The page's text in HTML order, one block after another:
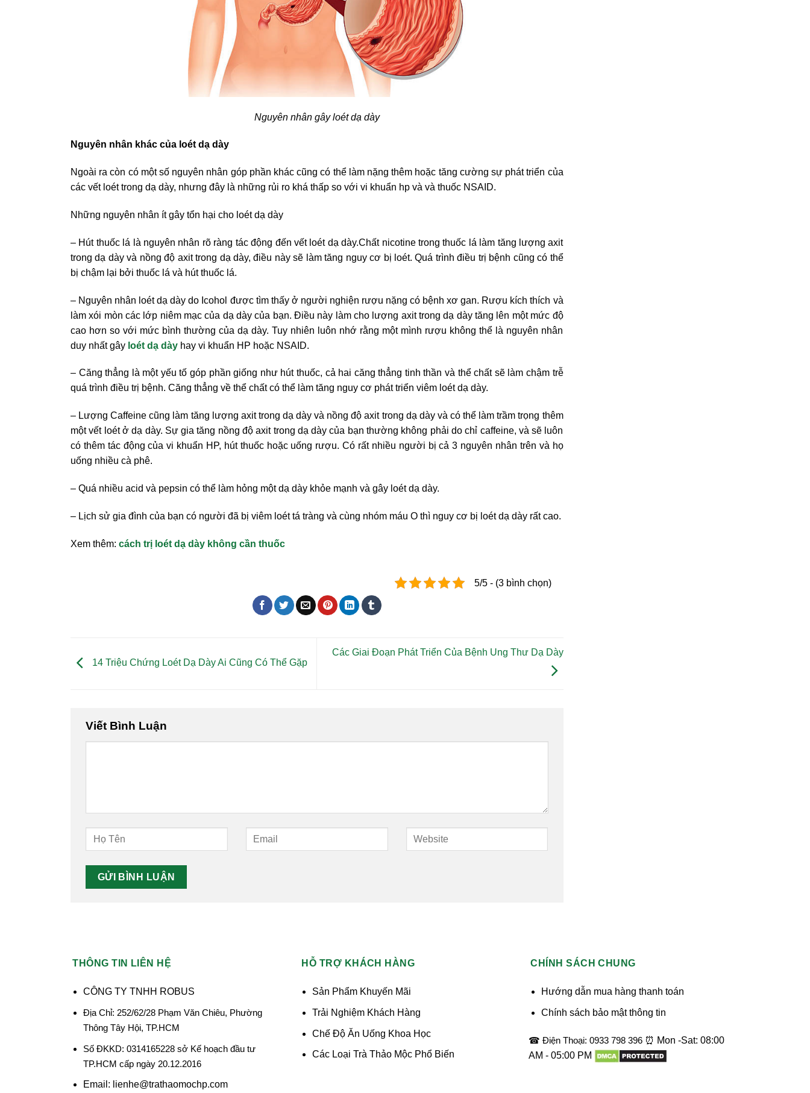
Nguyên nhân gây loét dạ dày
Nguyên nhân khác của loét dạ dày
Ngoài ra còn có một số nguyên nhân góp phần khác cũng có thể làm nặng thêm hoặc tăng cường sự phát triển của
các vết loét trong dạ dày, nhưng đây là những rủi ro khá thấp so với vi khuẩn hp và và thuốc NSAID.
Những nguyên nhân ít gây tổn hại cho loét dạ dày
– Hút thuốc lá là nguyên nhân rõ ràng tác động đến vết loét dạ dày.Chất nicotine trong thuốc lá làm tăng lượng axit
trong dạ dày và nồng độ axit trong dạ dày, điều này sẽ làm tăng nguy cơ bị loét. Quá trình điều trị bệnh cũng có thể
bị chậm lại bởi thuốc lá và hút thuốc lá.
– Nguyên nhân loét dạ dày do Icohol được tìm thấy ở người nghiện rượu nặng có bệnh xơ gan. Rượu kích thích và
làm xói mòn các lớp niêm mạc của dạ dày của bạn. Điều này làm cho lượng axit trong dạ dày tăng lên một mức độ
cao hơn so với mức bình thường của dạ dày. Tuy nhiên luôn nhớ rằng một mình rượu không thể là nguyên nhân
duy nhất gây loét dạ dày hay vi khuẩn HP hoặc NSAID.
– Căng thẳng là một yếu tố góp phần giống như hút thuốc, cả hai căng thẳng tinh thần và thể chất sẽ làm chậm trễ
quá trình điều trị bệnh. Căng thẳng về thể chất có thể làm tăng nguy cơ phát triển viêm loét dạ dày.
– Lượng Caffeine cũng làm tăng lượng axit trong dạ dày và nồng độ axit trong dạ dày và có thể làm trầm trọng thêm
một vết loét ở dạ dày. Sự gia tăng nồng độ axit trong dạ dày của bạn thường không phải do chỉ caffeine, và sẽ luôn
có thêm tác động của vi khuẩn HP, hút thuốc hoặc uống rượu. Có rất nhiều người bị cả 3 nguyên nhân trên và họ
uống nhiều cà phê.
– Quá nhiều acid và pepsin có thể làm hỏng một dạ dày khỏe mạnh và gây loét dạ dày.
– Lịch sử gia đình của bạn có người đã bị viêm loét tá tràng và cùng nhóm máu O thì nguy cơ bị loét dạ dày rất cao.
Xem thêm: cách trị loét dạ dày không cần thuốc
5/5 - (3 bình chọn)
14 Triệu Chứng Loét Dạ Dày Ai Cũng Có Thể Gặp
Các Giai Đoạn Phát Triển Của Bệnh Ung Thư Dạ Dày
Viết Bình Luận
THÔNG TIN LIÊN HỆ
CÔNG TY TNHH ROBUS
Địa Chỉ: 252/62/28 Phạm Văn Chiêu, Phường
Thông Tây Hội, TP.HCM
Số ĐKKD: 0314165228 sở Kế hoạch đầu tư
TP.HCM cấp ngày 20.12.2016
Email: lienhe@trathaomochp.com
HỖ TRỢ KHÁCH HÀNG
Sản Phẩm Khuyến Mãi
Trải Nghiệm Khách Hàng
Chế Độ Ăn Uống Khoa Học
Các Loại Trà Thảo Mộc Phổ Biến
CHÍNH SÁCH CHUNG
Hướng dẫn mua hàng thanh toán
Chính sách bảo mật thông tin
☎ Điện Thoại: 0933 798 396 ⏰ Mon -Sat: 08:00
AM - 05:00 PM